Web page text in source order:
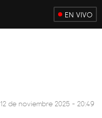
EN VIVO
12 de noviembre 2025 - 20:49